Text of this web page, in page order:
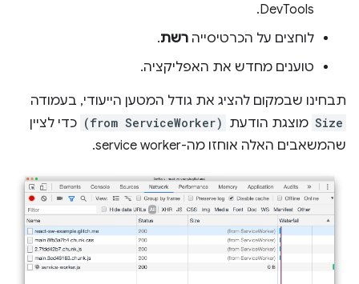
DevTools.
לוחצים על הכרטיסייה רשת.
טוענים מחדש את האפליקציה.
תבחינו שבמקום להציג את גודל המטען הייעודי, בעמודה
Size מוצגת הודעת (from ServiceWorker) כדי לציין
שהמשאבים האלה אוחזו מה-service worker.